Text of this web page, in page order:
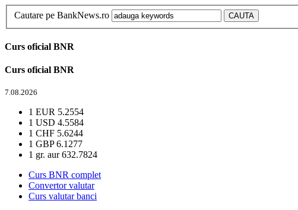
Cautare pe BankNews.ro
Curs oficial BNR
Curs oficial BNR
7.08.2026
1 EUR 5.2554
1 USD 4.5584
1 CHF 5.6244
1 GBP6.1277
1 gr. aur632.7824
Curs BNR complet
Convertor valutar
Curs valutar banci